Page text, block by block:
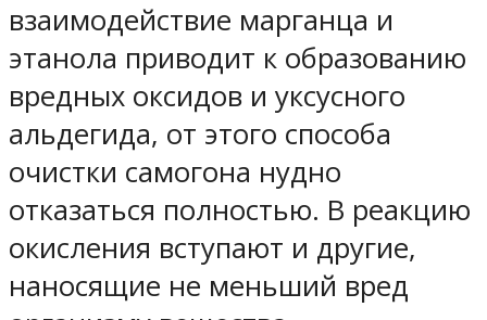
взаимодействие марганца и
этанола приводит к образованию
вредных оксидов и уксусного
альдегида, от этого способа
очистки самогона нудно
отказаться полностью. В реакцию
окисления вступают и другие,
наносящие не меньший вред